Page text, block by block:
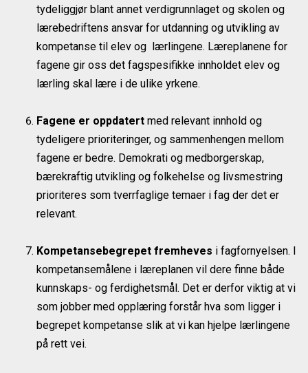
tydeliggjør blant annet verdigrunnlaget og skolen og
lærebedriftens ansvar for utdanning og utvikling av
kompetanse til elev og lærlingene. Læreplanene for
fagene gir oss det fagspesifikke innholdet elev og
lærling skal lære i de ulike yrkene.
Fagene er oppdatert med relevant innhold og
tydeligere prioriteringer, og sammenhengen mellom
fagene er bedre. Demokrati og medborgerskap,
bærekraftig utvikling og folkehelse og livsmestring
prioriteres som tverrfaglige temaer i fag der det er
relevant.
Kompetansebegrepet fremheves i fagfornyelsen. I
kompetansemålene i læreplanen vil dere finne både
kunnskaps- og ferdighetsmål. Det er derfor viktig at vi
som jobber med opplæring forstår hva som ligger i
begrepet kompetanse slik at vi kan hjelpe lærlingene
på rett vei.